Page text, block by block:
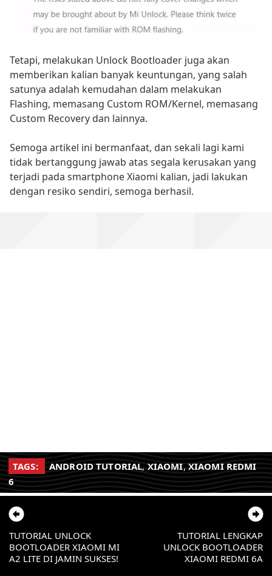
Tetapi, melakukan Unlock Bootloader juga akan
memberikan kalian banyak keuntungan, yang salah
satunya adalah kemudahan dalam melakukan
Flashing, memasang Custom ROM/Kernel, memasang
Custom Recovery dan lainnya.
Semoga artikel ini bermanfaat, dan sekali lagi kami
tidak bertanggung jawab atas segala kerusakan yang
terjadi pada smartphone Xiaomi kalian, jadi lakukan
dengan resiko sendiri, semoga berhasil.
TAGS: ANDROID TUTORIAL, XIAOMI, XIAOMI REDMI
6
TUTORIAL LENGKAP
UNLOCK BOOTLOADER
XIAOMI REDMI 6A
TUTORIAL UNLOCK
BOOTLOADER XIAOMI MI
A2 LITE DI JAMIN SUKSES!